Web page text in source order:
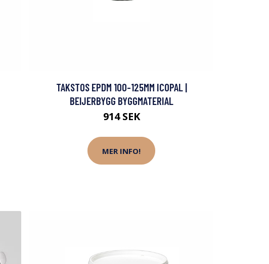
TAKSTOS EPDM 100-125MM ICOPAL |
BEIJERBYGG BYGGMATERIAL
914 SEK
MER INFO!